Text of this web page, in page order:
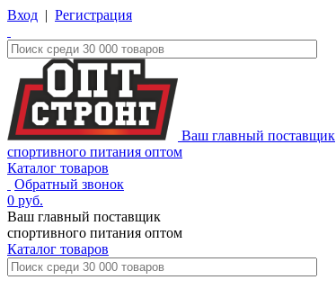
Вход | Регистрация
Ваш главный поставщик
спортивного питания оптом
Каталог товаров
Обратный звонок
0 руб.
Ваш главный поставщик
спортивного питания оптом
Каталог товаров